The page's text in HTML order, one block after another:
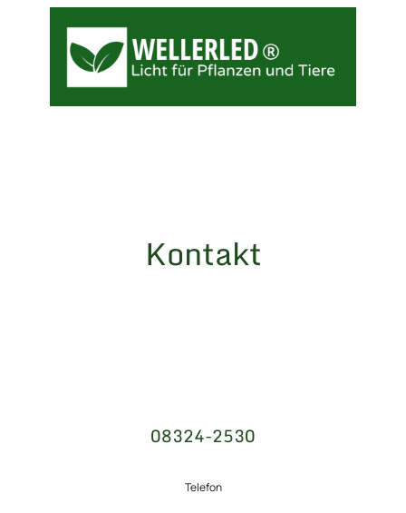
Kontakt
08324-2530
Telefon